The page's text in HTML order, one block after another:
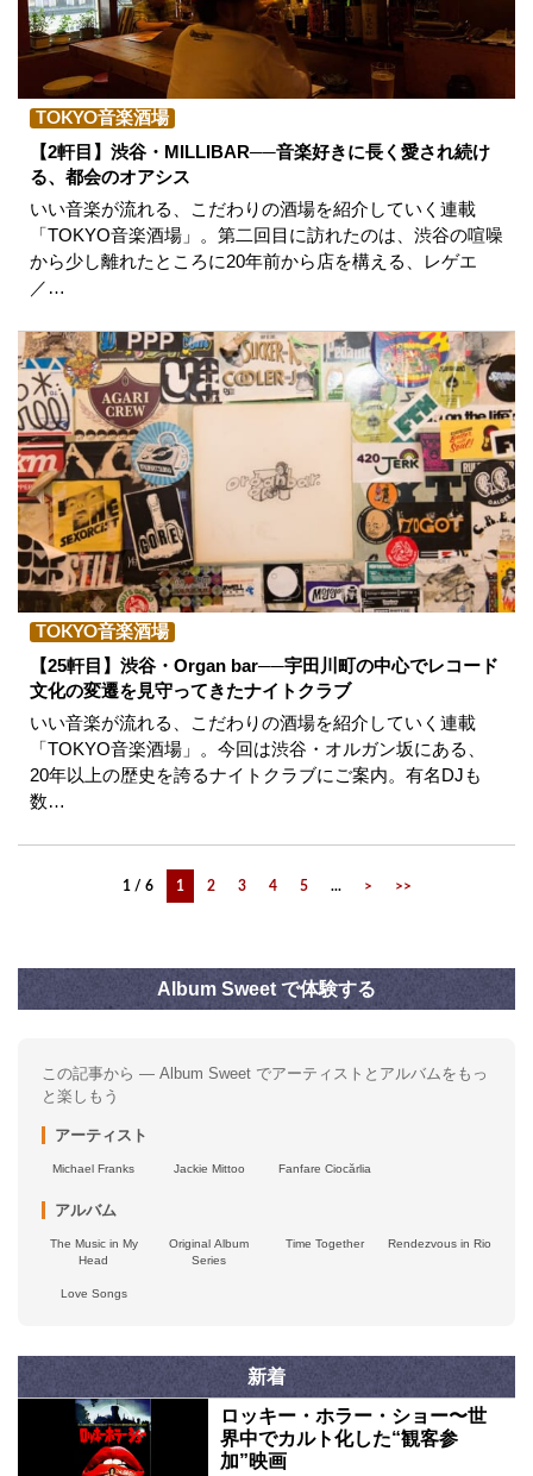
TOKYO音楽酒場
【2軒目】渋谷・MILLIBAR──音楽好きに長く愛され続け
る、都会のオアシス
いい音楽が流れる、こだわりの酒場を紹介していく連載
「TOKYO音楽酒場」。第二回目に訪れたのは、渋谷の喧噪
から少し離れたところに20年前から店を構える、レゲエ
／…
TOKYO音楽酒場
【25軒目】渋谷・Organ bar──宇田川町の中心でレコード
文化の変遷を見守ってきたナイトクラブ
いい音楽が流れる、こだわりの酒場を紹介していく連載
「TOKYO音楽酒場」。今回は渋谷・オルガン坂にある、
20年以上の歴史を誇るナイトクラブにご案内。有名DJも
数…
1 / 6 1 2 3 4 5 ... > >>
Album Sweet で体験する
この記事から — Album Sweet でアーティストとアルバムをもっ
と楽しもう
アーティスト
Michael Franks Jackie Mittoo Fanfare Ciocărlia
アルバム
The Music in My
Head
Original Album
Series
Time Together Rendezvous in Rio
Love Songs
新着
ロッキー・ホラー・ショー〜世
界中でカルト化した“観客参
加”映画